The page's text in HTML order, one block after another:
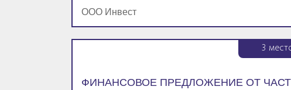
ООО Инвест
3
ФИНАНСОВОЕ ПРЕДЛОЖЕНИЕ ОТ